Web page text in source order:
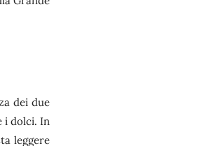
dei due
i dolci. In
leggere